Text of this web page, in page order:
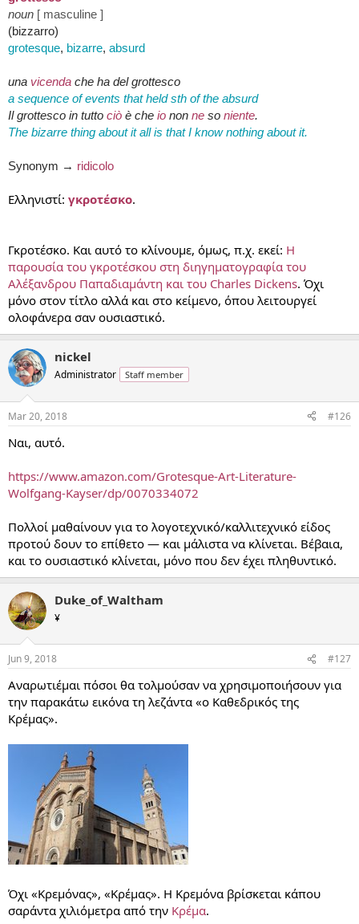
noun [ masculine ]
(bizzarro)
grotesque, bizarre, absurd
una vicenda che ha del grottesco
a sequence of events that held sth of the absurd
Il grottesco in tutto ciò è che io non ne so niente.
The bizarre thing about it all is that I know nothing about it.
Synonym → ridicolo
Ελληνιστί: γκροτέσκο.
Γκροτέσκο. Και αυτό το κλίνουμε, όμως, π.χ. εκεί: Η
παρουσία του γκροτέσκου στη διηγηματογραφία του
Αλέξανδρου Παπαδιαμάντη και του Charles Dickens. Όχι
μόνο στον τίτλο αλλά και στο κείμενο, όπου λειτουργεί
ολοφάνερα σαν ουσιαστικό.
nickel
Administrator Staff member
Mar 20, 2018 #126
Ναι, αυτό.
https://www.amazon.com/Grotesque-Art-Literature-
Wolfgang-Kayser/dp/0070334072
Πολλοί μαθαίνουν για το λογοτεχνικό/καλλιτεχνικό είδος
προτού δουν το επίθετο — και μάλιστα να κλίνεται. Βέβαια,
και το ουσιαστικό κλίνεται, μόνο που δεν έχει πληθυντικό.
Duke_of_Waltham
¥
Jun 9, 2018 #127
Αναρωτιέμαι πόσοι θα τολμούσαν να χρησιμοποιήσουν για
την παρακάτω εικόνα τη λεζάντα «ο Καθεδρικός της
Κρέμας».
Όχι «Κρεμόνας», «Κρέμας». Η Κρεμόνα βρίσκεται κάπου
σαράντα χιλιόμετρα από την Κρέμα.